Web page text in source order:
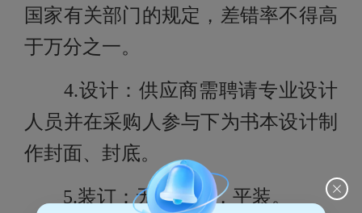
国家有关部门的规定，差错率不得高
于万分之一。
4.设计：供应商需聘请专业设计
人员并在采购人参与下为书本设计制
作封面、封底。
5.装订：无线胶装，平装。